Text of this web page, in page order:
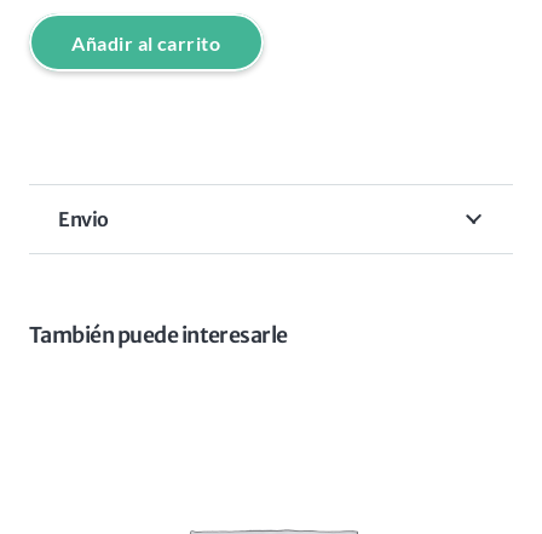
HAIR
RED
cantidad
Añadir al carrito
Envio
También puede interesarle